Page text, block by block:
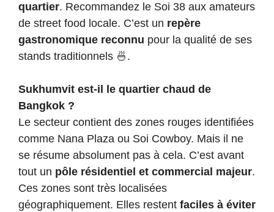
quartier. Recommandez le Soi 38 aux amateurs
de street food locale. C’est un repère
gastronomique reconnu pour la qualité de ses
stands traditionnels 🍜.
Sukhumvit est-il le quartier chaud de
Bangkok ?
Le secteur contient des zones rouges identifiées
comme Nana Plaza ou Soi Cowboy. Mais il ne
se résume absolument pas à cela. C’est avant
tout un pôle résidentiel et commercial majeur.
Ces zones sont très localisées
géographiquement. Elles restent faciles à éviter